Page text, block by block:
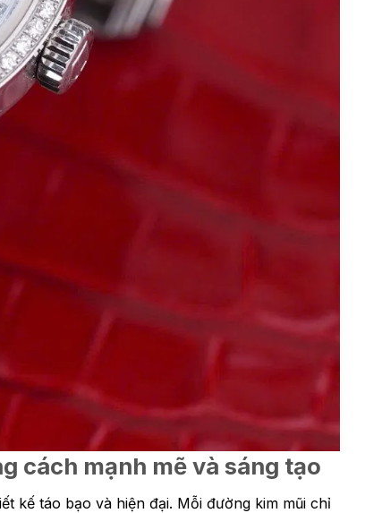
cách mạnh mẽ và sáng tạo
kế táo bạo và hiện đại. Mỗi đường kim mũi chỉ